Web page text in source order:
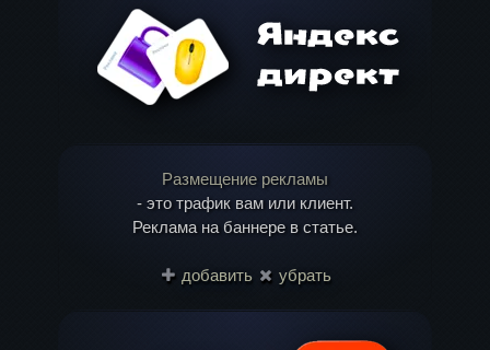
Размещение рекламы
- это трафик вам или клиент.
Реклама на баннере в статье.
добавить убрать